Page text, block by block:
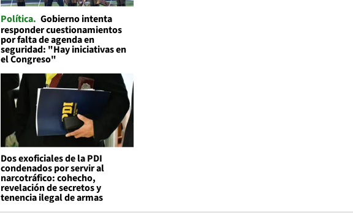
Política Gobierno intenta
responder cuestionamientos
por falta de agenda en
seguridad: "Hay iniciativas en
el Congreso"
Dos exoficiales de la PDI
condenados por servir al
narcotráfico: cohecho,
revelación de secretos y
tenencia ilegal de armas